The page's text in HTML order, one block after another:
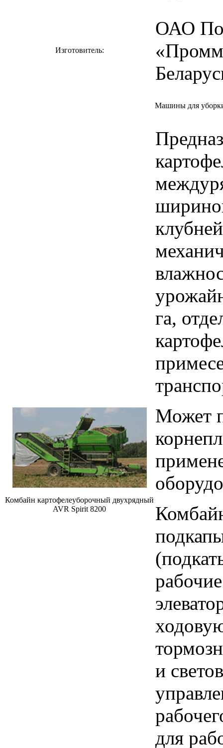
Изготовитель:
ОАО
Машины для
Комбайн картофелеуборочный двухрядный
AVR Spirit 8200
га,
Может
и
для